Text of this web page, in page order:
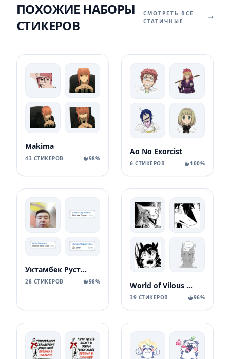
ПОХОЖИЕ НАБОРЫ
СТИКЕРОВ
СМОТРЕТЬ ВСЕ
СТАТИЧНЫЕ
Makima
43 СТИКЕРОВ 98%
Ao No Exorcist
6 СТИКЕРОВ 100%
Уктамбек Рустамбекович
28 СТИКЕРОВ 98% World of Vilous [Manga
39 СТИКЕРОВ 96%